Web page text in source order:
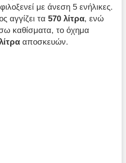
με άνεση 5 ενήλικες.
αγγίζει τα 570 λίτρα, ενώ
καθίσματα, το όχημα
αποσκευών.